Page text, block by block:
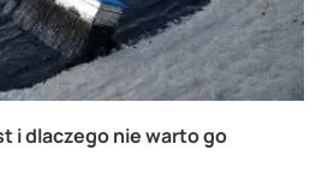
i dlaczego nie warto go